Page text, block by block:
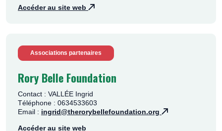
Accéder au site web
Associations partenaires
Rory Belle Foundation
Contact : VALLÉE Ingrid
Téléphone : 0634533603
Email : ingrid@therorybellefoundation.org
Accéder au site web